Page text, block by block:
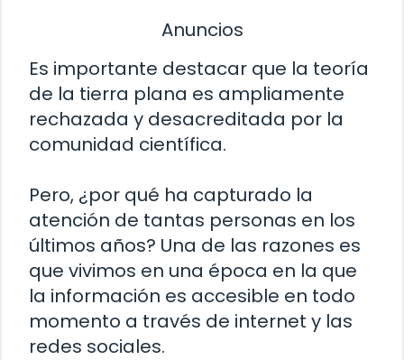
Anuncios
Es importante destacar que la teoría
de la tierra plana es ampliamente
rechazada y desacreditada por la
comunidad científica.
Pero, ¿por qué ha capturado la
atención de tantas personas en los
últimos años? Una de las razones es
que vivimos en una época en la que
la información es accesible en todo
momento a través de internet y las
redes sociales.